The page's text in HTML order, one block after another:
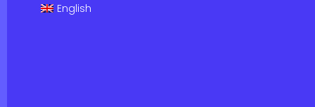
English